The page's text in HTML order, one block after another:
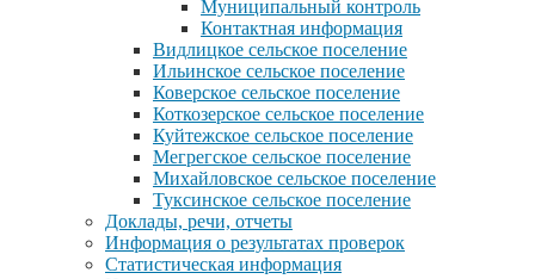
Муниципальный контроль
Контактная информация
Видлицкое сельское поселение
Ильинское сельское поселение
Коверское сельское поселение
Коткозерское сельское поселение
Куйтежское сельское поселение
Мегрегское сельское поселение
Михайловское сельское поселение
Туксинское сельское поселение
Доклады, речи, отчеты
Информация о результатах проверок
Статистическая информация